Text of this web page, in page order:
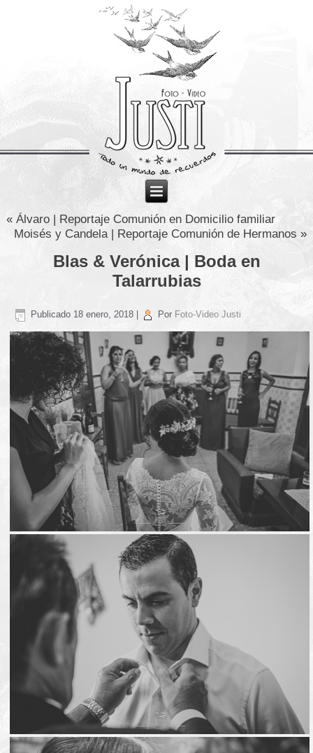
«Álvaro | Reportaje Comunión en Domicilio familiar
Moisés y Candela | Reportaje Comunión de Hermanos »
Blas & Verónica | Boda en
Talarrubias
Publicado 18 enero, 2018 Por Foto-Video Justi